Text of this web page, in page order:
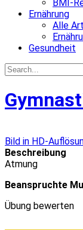
BMI-
Ernährung
Alle
Gesundheit
Bild in HD-
Beschreibung
Atmung
Beanspruchte
Übung bewerten